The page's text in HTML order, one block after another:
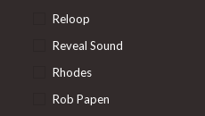
Reloop
Reveal Sound
Rhodes
Rob Papen